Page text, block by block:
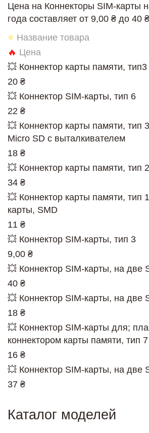
Цена на Коннекторы SIM-карты
года составляет от 9,00 ₴ до 40 ₴
⭐ Название товара
🔥 Цена
💥 Коннектор карты памяти, тип3
20 ₴
💥 Коннектор SIM-карты, тип 6
22 ₴
💥 Коннектор карты памяти, тип
Micro SD с выталкивателем
18 ₴
💥 Коннектор карты памяти, тип 2
34 ₴
💥 Коннектор карты памяти, тип
карты, SMD
11 ₴
💥 Коннектор SIM-карты, тип 3
9,00 ₴
💥 Коннектор SIM-карты, на две
40 ₴
💥 Коннектор SIM-карты, на две
18 ₴
💥 Коннектор SIM-карты для;
коннектором карты памяти, тип 7
16 ₴
💥 Коннектор SIM-карты, на две
37 ₴
Каталог моделей